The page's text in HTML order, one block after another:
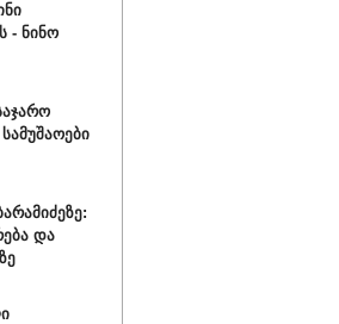
- ნინო
და